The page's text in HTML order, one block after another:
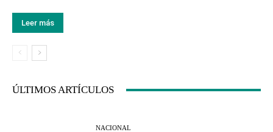
Leer más
ÚLTIMOS ARTÍCULOS
NACIONAL